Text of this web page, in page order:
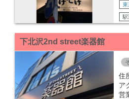
東
駅
下北沢2nd street楽器館
住
ア
営